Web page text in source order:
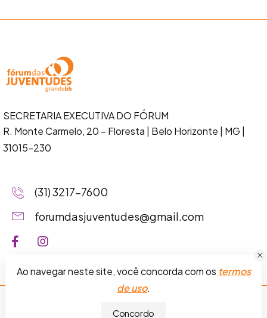
SECRETARIA EXECUTIVA DO FÓRUM
R. Monte Carmelo, 20 – Floresta
| Belo Horizonte | MG |
31015-230
(31) 3217-7600
forumdasjuventudes@gmail.com
Ao navegar neste site, você concorda com os termos
de uso.
Concordo